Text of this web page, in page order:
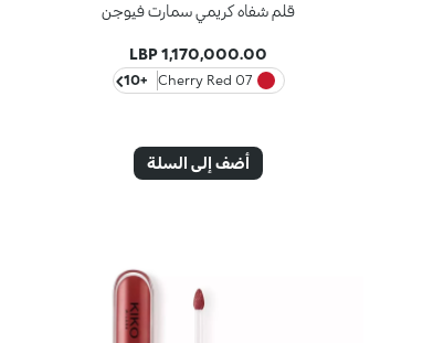
قلم شفاه كريمي سمارت فيوجن
1,170,000.00 LBP
07 Cherry Red
+10
أضف إلى السلة